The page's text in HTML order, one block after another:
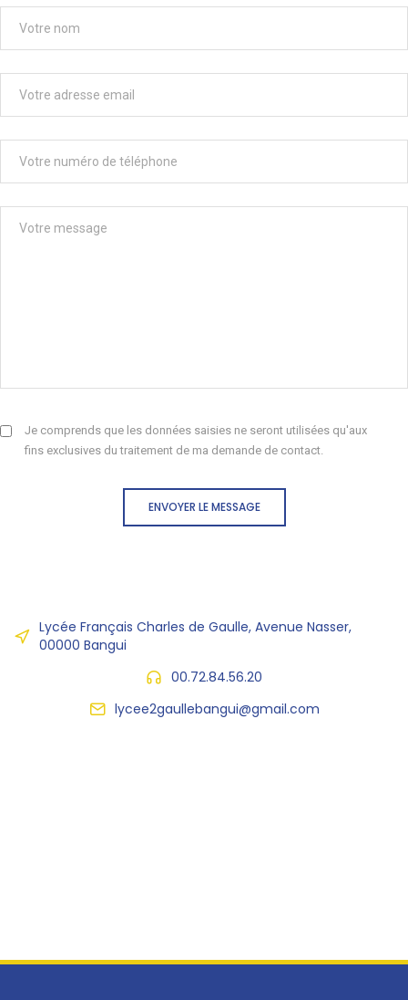
Je comprends que les données saisies ne seront utilisées qu'aux
fins exclusives du traitement de ma demande de contact.
ENVOYER LE MESSAGE
Lycée Français Charles de Gaulle, Avenue Nasser,
00000 Bangui
00.72.84.56.20
lycee2gaullebangui@gmail.com